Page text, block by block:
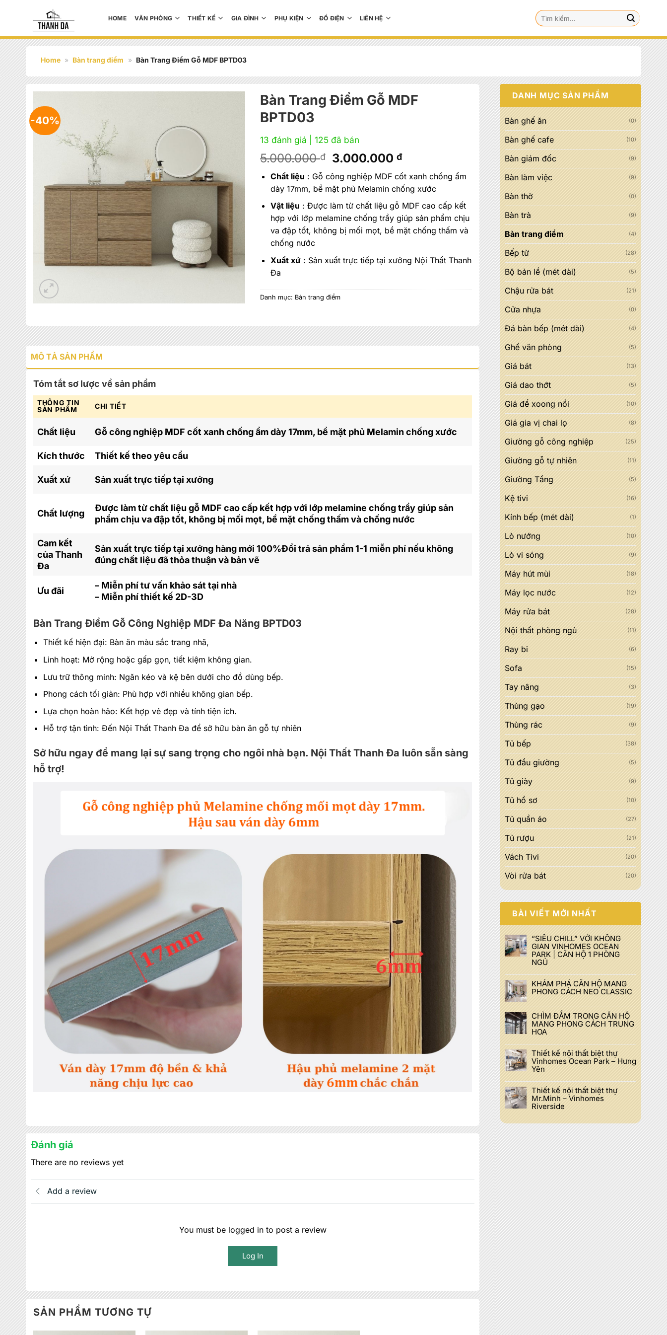
dung
HOME VĂN PHÒNG THIẾT KẾ GIA ĐÌNH PHỤ KIỆN ĐỒ ĐIỆN LIÊN HỆ
Tìm
kiếm:
Home » Bàn trang điểm » Bàn Trang Điểm Gỗ MDF BPTD03
DANH MỤC SẢN PHẨM
Bàn ghế ăn (0)
Bàn ghế cafe (10)
Bàn giám đốc (9)
Bàn làm việc (9)
Bàn thờ (0)
Bàn trà (9)
Bàn trang điểm (4)
Bếp từ (28)
Bộ bản lề (mét dài) (5)
Chậu rửa bát (21)
Cửa nhựa (0)
Đá bàn bếp (mét dài) (4)
Ghế văn phòng (5)
Giá bát (13)
Giá dao thớt (5)
Giá để xoong nồi (10)
Giá gia vị chai lọ (8)
Giường gỗ công nghiệp (25)
Giường gỗ tự nhiên (11)
Giường Tầng (5)
Kệ tivi (16)
Kính bếp (mét dài) (1)
Lò nướng (10)
Lò vi sóng (9)
Máy hút mùi (18)
Máy lọc nước (12)
Máy rửa bát (28)
Nội thất phòng ngủ (11)
Ray bi (6)
Sofa (15)
Tay nâng (3)
Thùng gạo (19)
Thùng rác (9)
Tủ bếp (38)
Tủ đầu giường (5)
Tủ giày (9)
Tủ hồ sơ (10)
Tủ quần áo (27)
Tủ rượu (21)
Vách Tivi (20)
Vòi rửa bát (20)
BÀI VIẾT MỚI NHẤT
“SIÊU CHILL” VỚI KHÔNG
GIAN VINHOMES OCEAN
PARK | CĂN HỘ 1 PHÒNG
NGỦ
KHÁM PHÁ CĂN HỘ MANG
PHONG CÁCH NEO CLASSIC
CHÌM ĐẮM TRONG CĂN HỘ
MANG PHONG CÁCH TRUNG
HOA
Thiết kế nội thất biệt thự
Vinhomes Ocean Park – Hưng
Yên
Thiết kế nội thất biệt thự
Mr.Minh – Vinhomes
Riverside
-40%
Bàn Trang Điểm Gỗ MDF
BPTD03
13 đánh giá | 125 đã bán
5.000.000đ
Giá
gốc
là:
5.000.000 đ.
3.000.000đGiá
hiện
tại
là:
3.000.000 đ.
Chất liệu : Gỗ công nghiệp MDF cốt xanh chống ẩm
dày 17mm, bề mặt phủ Melamin chống xước
Vật liệu : Được làm từ chất liệu gỗ MDF cao cấp kết
hợp với lớp melamine chống trầy giúp sản phẩm chịu
va đập tốt, không bị mối mọt, bề mặt chống thấm và
chống nước
Xuất xứ: Sản xuất trực tiếp tại xưởng Nội Thất Thanh
Đa
Danh mục: Bàn trang điểm
MÔ TẢ SẢN PHẨM
Tóm tắt sơ lược về sản phẩm
THÔNG TIN
SẢN PHẨM
CHI TIẾT
Chất liệu Gỗ công nghiệp MDF cốt xanh chống ẩm dày 17mm, bề mặt phủ Melamin chống xước
Kích thước Thiết kế theo yêu cầu
Xuất xứ Sản xuất trực tiếp tại xưởng
Chất lượng
Được làm từ chất liệu gỗ MDF cao cấp kết hợp với lớp melamine chống trầy giúp sản
phẩm chịu va đập tốt, không bị mối mọt, bề mặt chống thấm và chống nước
Cam kết
của Thanh
Đa
Sản xuất trực tiếp tại xưởng hàng mới 100%Đổi trả sản phẩm 1-1 miễn phí nếu không
đúng chất liệu đã thỏa thuận và bản vẽ
Ưu đãi
– Miễn phí tư vấn khảo sát tại nhà
– Miễn phí thiết kế 2D-3D
Bàn Trang Điểm Gỗ Công Nghiệp MDF Đa Năng BPTD03
Thiết kế hiện đại: Bàn ăn màu sắc trang nhã,
Linh hoạt: Mở rộng hoặc gấp gọn, tiết kiệm không gian.
Lưu trữ thông minh: Ngăn kéo và kệ bên dưới cho đồ dùng bếp.
Phong cách tối giản: Phù hợp với nhiều không gian bếp.
Lựa chọn hoàn hảo: Kết hợp vẻ đẹp và tính tiện ích.
Hỗ trợ tận tình: Đến Nội Thất Thanh Đa để sở hữu bàn ăn gỗ tự nhiên
Sở hữu ngay để mang lại sự sang trọng cho ngôi nhà bạn. Nội Thất Thanh Đa luôn sẵn sàng
hỗ trợ!
Đánh giá
There are no reviews yet
Add a review
You must be logged in to post a review
Log In
SẢN PHẨM TƯƠNG TỰ